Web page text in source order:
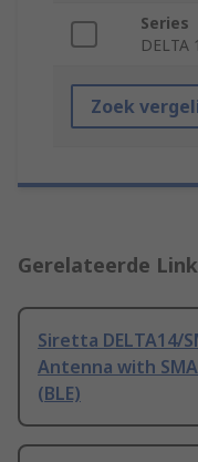
Series
DELTA
Zoek
Gerelateerde
Siretta DELTA14/
Antenna with
(BLE)